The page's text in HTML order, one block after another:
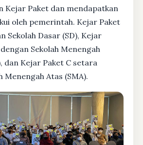
Kejar Paket dan mendapatkan
oleh pemerintah. Kejar Paket
Sekolah Dasar (SD), Kejar
Sekolah Menengah
dan Kejar Paket C setara
Menengah Atas (SMA).